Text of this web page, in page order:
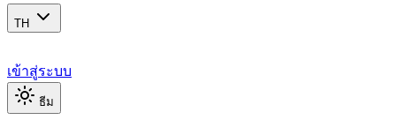
TH
เข้าสู่ระบบ
ธีม